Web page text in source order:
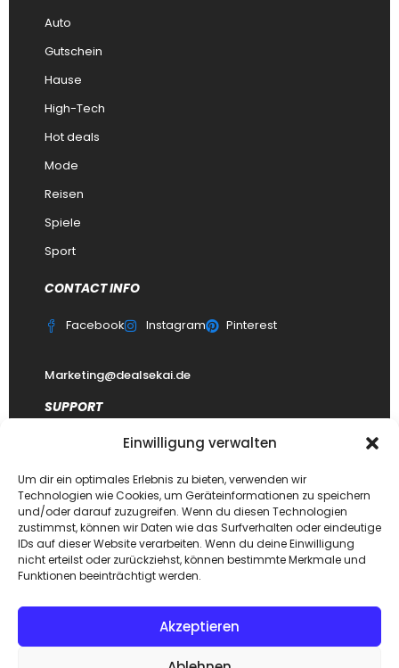
Einwilligung verwalten
Um dir ein optimales Erlebnis zu bieten, verwenden wir
Technologien wie Cookies, um Geräteinformationen zu speichern
und/oder darauf zuzugreifen. Wenn du diesen Technologien
zustimmst, können wir Daten wie das Surfverhalten oder eindeutige
IDs auf dieser Website verarbeiten. Wenn du deine Einwilligung
nicht erteilst oder zurückziehst, können bestimmte Merkmale und
Funktionen beeinträchtigt werden.
Akzeptieren
Auto
Gutschein
Hause
High-Tech
Hot deals
Mode
Reisen
Spiele
Sport
CONTACT INFO
Facebook Instagram Pinterest
Marketing@dealsekai.de
SUPPORT
datenschutzerklärung
Impressum
Haftungsausschluss
FAQ Dealsekai
Copyright © 2026. Designed byDealsekai